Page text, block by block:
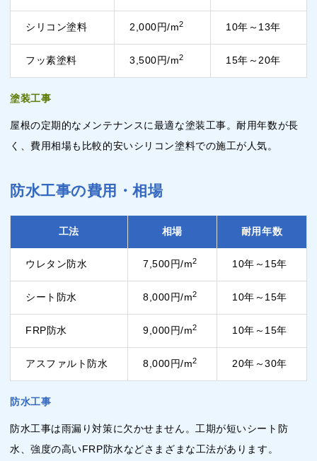
シリコン塗料 2,000円/m2 10年～13年
フッ素塗料 3,500円/m2 15年～20年
塗装工事
屋根の定期的なメンテナンスに最適な塗装工事。耐用年数が長
く、費用相場も比較的安いシリコン塗料での施工が人気。
防水工事の費用・相場
工法 相場 耐用年数
ウレタン防水 7,500円/m2 10年～15年
シート防水 8,000円/m2 10年～15年
FRP防水 9,000円/m2 10年～15年
アスファルト防水 8,000円/m2 20年～30年
防水工事
防水工事は雨漏り対策に欠かせません。工期が短いシート防
水、強度の高いFRP防水などさまざまな工法があります。